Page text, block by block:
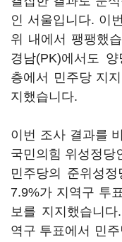
인 서울입니다. 이
위 내에서 팽팽했
경남(PK)에서도
층에서 민주당 지
지했습니다.
이번 조사 결과를
국민의힘 위성정당
민주당의 준위성
7.9%가 지역구 투
보를 지지했습니
역구 투표에서 민